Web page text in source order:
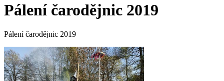
Pálení čarodějnic 2019
Pálení čarodějnic 2019